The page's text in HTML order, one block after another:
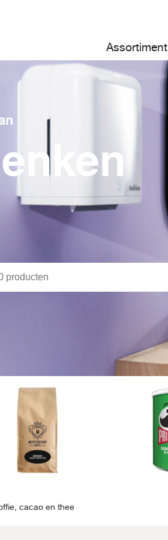
Assortiment
cacao en thee